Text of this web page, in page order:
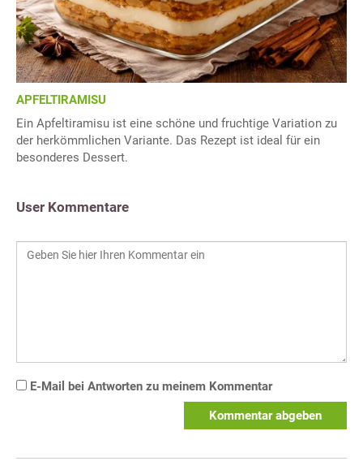
APFELTIRAMISU
Ein Apfeltiramisu ist eine schöne und fruchtige Variation zu
der herkömmlichen Variante. Das Rezept ist ideal für ein
besonderes Dessert.
User Kommentare
E-Mail bei Antworten zu meinem Kommentar
Kommentar abgeben